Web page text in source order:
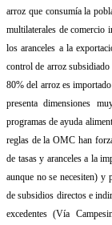
arroz que consumía la
multilaterales de comercio
los aranceles a la
control de arroz
80% del arroz es
presenta dimensiones
programas de ayuda
reglas de la OMC han
de tasas y aranceles a la
aunque no se necesiten) y
de subsidios directos e
excedentes (Vía